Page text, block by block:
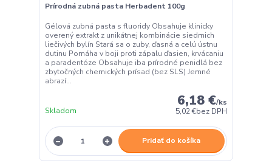
Prírodná zubná pasta Herbadent 100g
Gélová zubná pasta s fluoridy Obsahuje klinicky
overený extrakt z unikátnej kombinácie siedmich
liečivých bylín Stará sa o zuby, ďasná a celú ústnu
dutinu Pomáha v boji proti zápalu ďasien, krvácaniu
a paradentóze Obsahuje iba prírodné penidlá bez
zbytočných chemických prísad (bez SLS) Jemné
abrazí...
6,18 €/ks
5,02 €bez DPH
Skladom
Pridať do košíka